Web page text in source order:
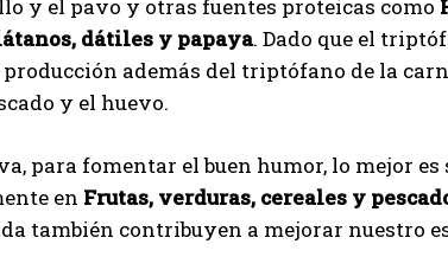
y el pavo y otras fuentes proteicas como
dátiles y papaya. Dado que el
producción además del triptófano de la
y el huevo.
para fomentar el buen humor, lo mejor
en Frutas, verduras, cereales y
también contribuyen a mejorar nuestro